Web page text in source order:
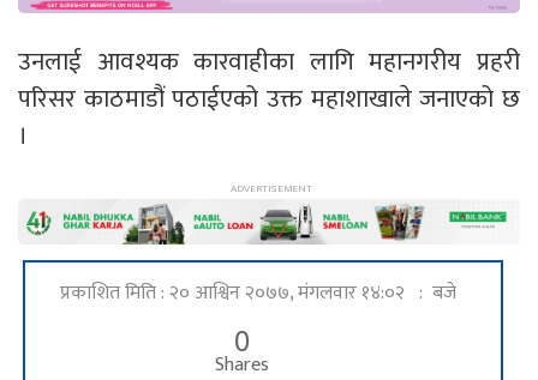
उनलाई आवश्यक कारवाहीका लागि महानगरीय प्रहरी
परिसर काठमाडौं पठाईएको उक्त महाशाखाले जनाएको छ
।
प्रकाशित मिति : २० आश्विन २०७७, मंगलवार १४:०२ : बजे
0
Shares